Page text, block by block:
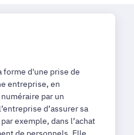
forme d'une prise de
entreprise, en
par un
d’assurer sa
exemple, dans l’achat